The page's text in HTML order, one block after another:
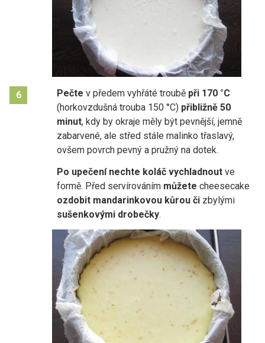
6 Pečte v předem vyhřáté troubě při 170 °C
(horkovzdušná trouba 150 °C) přibližně 50
minut, kdy by okraje měly být pevnější, jemně
zabarvené, ale střed stále malinko třaslavý,
ovšem povrch pevný a pružný na dotek.
Po upečení nechte koláč vychladnout ve
formě. Před servírováním můžete cheesecake
ozdobit mandarinkovou kůrou či zbylými
sušenkovými drobečky.